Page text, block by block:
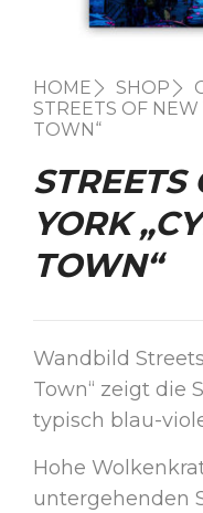
HOME SHOP
STREETS OF NEW
TOWN“
STREETS
YORK
TOWN“
Wandbild
Town“ zeigt die
typisch blau-
Hohe
untergehenden